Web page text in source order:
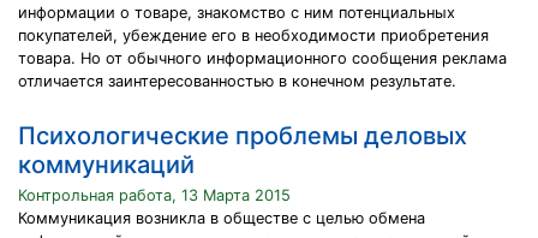
информации о товаре, знакомство с ним потенциальных
покупателей, убеждение его в необходимости приобретения
товара. Но от обычного информационного сообщения реклама
отличается заинтересованностью в конечном результате.
Психологические проблемы деловых
коммуникаций
Контрольная работа, 13 Марта 2015
Коммуникация возникла в обществе с целью обмена